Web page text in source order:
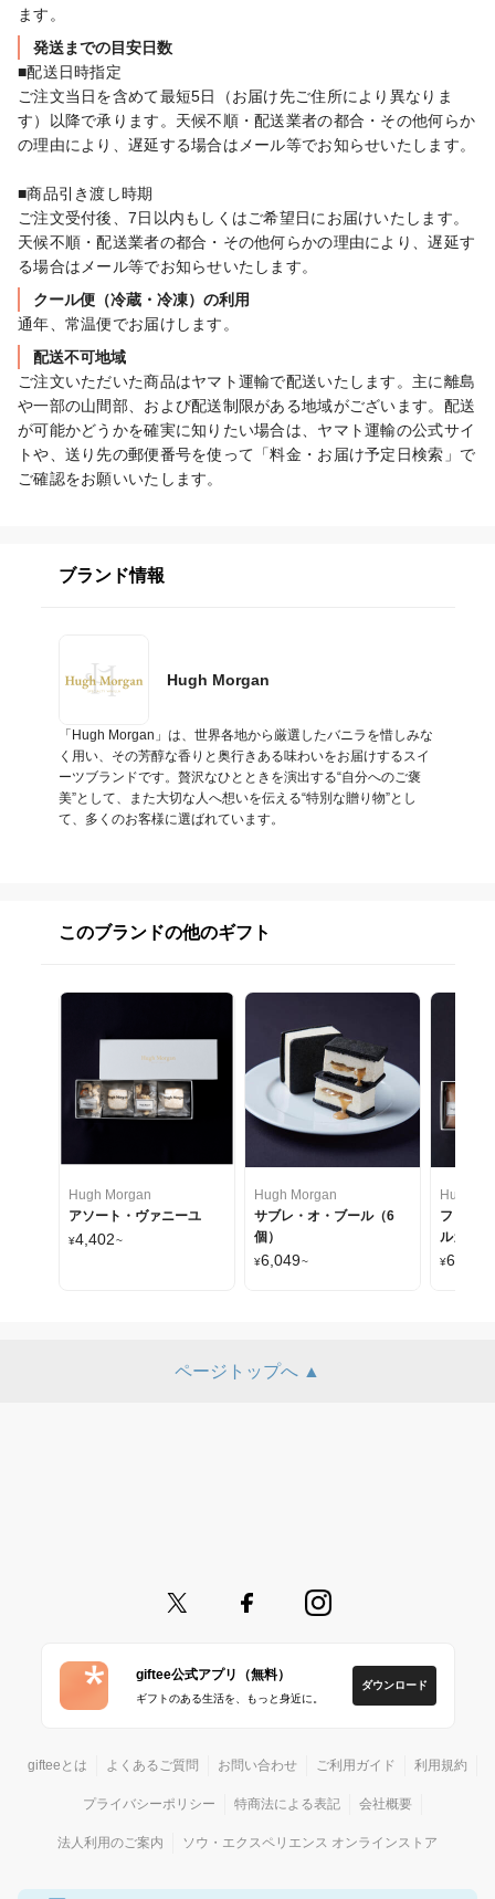
ます。
発送までの目安日数
■配送日時指定
ご注文当日を含めて最短5日（お届け先ご住所により異なりま
す）以降で承ります。天候不順・配送業者の都合・その他何らか
の理由により、遅延する場合はメール等でお知らせいたします。
■商品引き渡し時期
ご注文受付後、7日以内もしくはご希望日にお届けいたします。
天候不順・配送業者の都合・その他何らかの理由により、遅延す
る場合はメール等でお知らせいたします。
クール便（冷蔵・冷凍）の利用
通年、常温便でお届けします。
配送不可地域
ご注文いただいた商品はヤマト運輸で配送いたします。主に離島
や一部の山間部、および配送制限がある地域がございます。配送
が可能かどうかを確実に知りたい場合は、ヤマト運輸の公式サイ
トや、送り先の郵便番号を使って「料金・お届け予定日検索」で
ご確認をお願いいたします。
ブランド情報
Hugh Morgan
「Hugh Morgan」は、世界各地から厳選したバニラを惜しみな
く用い、その芳醇な香りと奥行きある味わいをお届けするスイ
ーツブランドです。贅沢なひとときを演出する“自分へのご褒
美”として、また大切な人へ想いを伝える“特別な贈り物”とし
て、多くのお客様に選ばれています。
このブランドの他のギフト
Hugh Morgan
アソート・ヴァニーユ
¥4,402~
Hugh Morgan
サブレ・オ・ブール（6
個）
¥6,049~
Hugh
フィナ
ルガン
¥6,022
ページトップへ ▲
giftee公式アプリ（無料）
ギフトのある生活を、もっと身近に。
ダウンロード
gifteeとは よくあるご質問 お問い合わせ ご利用ガイド 利用規約
プライバシーポリシー 特商法による表記 会社概要
法人利用のご案内 ソウ・エクスペリエンス オンラインストア